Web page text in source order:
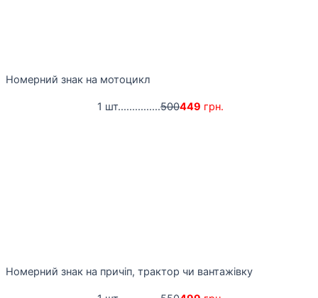
Номерний знак на мотоцикл
1 шт...............500449 грн.
Номерний знак на причіп, трактор чи вантажівку